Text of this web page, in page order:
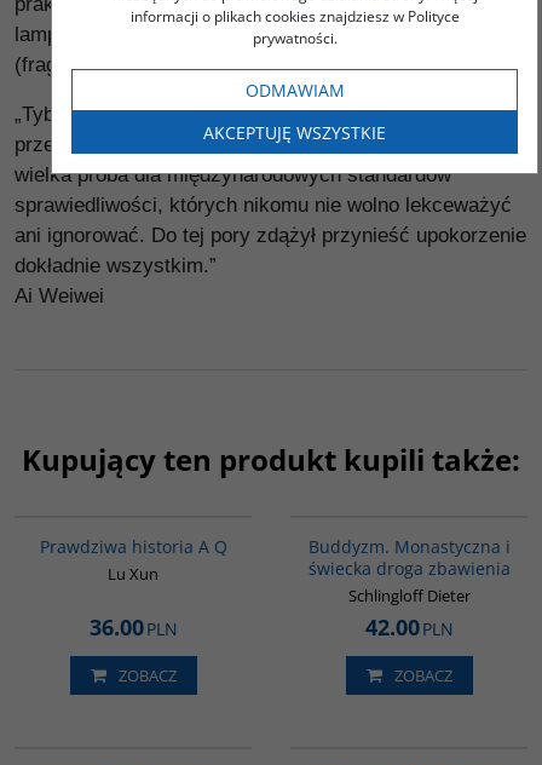
lampki”. Jak na ołtarzu, przed posągiem Buddy.
(fragment rozdziału "Samospalenie jako protest")
„Tybet to niezwykle trudny przypadek, test
przestrzegania praw człowieka w Chinach i na świecie,
wielka próba dla międzynarodowych standardów
sprawiedliwości, których nikomu nie wolno lekceważyć
ani ignorować. Do tej pory zdążył przynieść upokorzenie
dokładnie wszystkim.”
Ai Weiwei
Kupujący ten produkt kupili także:
Prawdziwa historia A Q
Lu Xun
36.00PLN
ZOBACZ
Buddyzm. Monastyczna i
świecka droga zbawienia
Schlingloff Dieter
42.00PLN
ZOBACZ
informacji o plikach cookies znajdziesz w Polityce
prywatności.
ODMAWIAM
AKCEPTUJĘ WSZYSTKIE